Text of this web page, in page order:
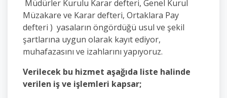
Müdürler Kurulu Karar defteri, Genel Kurul
Müzakare ve Karar defteri, Ortaklara Pay
defteri ) yasaların öngördüğü usul ve şekil
şartlarına uygun olarak kayıt ediyor,
muhafazasını ve izahlarını yapıyoruz.
Verilecek bu hizmet aşağıda liste halinde
verilen iş ve işlemleri kapsar;